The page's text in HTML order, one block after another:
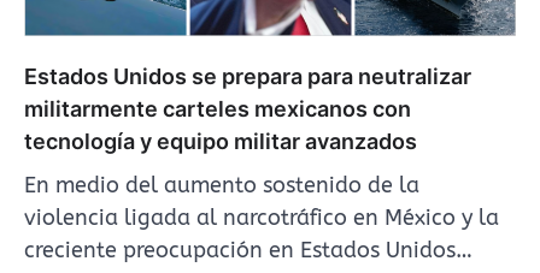
Estados Unidos se prepara para neutralizar
militarmente carteles mexicanos con
tecnología y equipo militar avanzados
En medio del aumento sostenido de la
violencia ligada al narcotráfico en México y la
creciente preocupación en Estados Unidos…